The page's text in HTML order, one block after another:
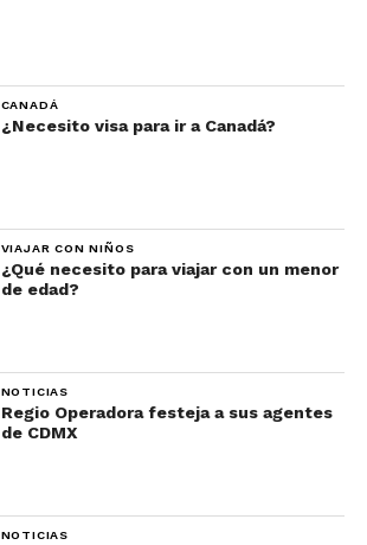
CANADÁ
¿Necesito visa para ir a Canadá?
VIAJAR CON NIÑOS
¿Qué necesito para viajar con un menor
de edad?
NOTICIAS
Regio Operadora festeja a sus agentes
de CDMX
NOTICIAS